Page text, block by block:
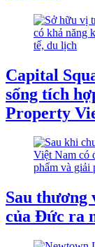
Capital
sống tích
Property
Sau thương
của Đức ra